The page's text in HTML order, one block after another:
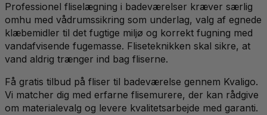
Professionel fliselægning i badeværelser kræver særlig
omhu med vådrumssikring som underlag, valg af egnede
klæbemidler til det fugtige miljø og korrekt fugning med
vandafvisende fugemasse. Fliseteknikken skal sikre, at
vand aldrig trænger ind bag fliserne.
Få gratis tilbud på fliser til badeværelse gennem Kvaligo.
Vi matcher dig med erfarne flisemurere, der kan rådgive
om materialevalg og levere kvalitetsarbejde med garanti.